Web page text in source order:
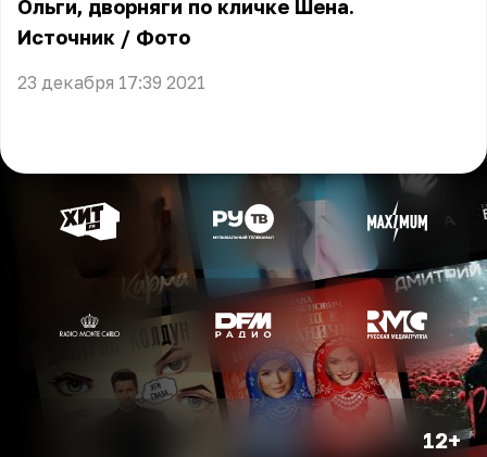
Ольги, дворняги по кличке Шена.
Источник / Фото
23 декабря 17:39 2021
12+